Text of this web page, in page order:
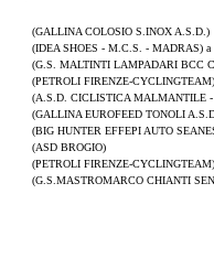
(GALLINA COLOSIO S.INOX A.S.D.)
(IDEA SHOES - M.C.S. - MADRAS) a
(G.S. MALTINTI LAMPADARI BCC
(PETROLI FIRENZE-CYCLINGTEAM)
(A.S.D. CICLISTICA MALMANTILE
(GALLINA EUROFEED TONOLI
(BIG HUNTER EFFEPI AUTO
(ASD BROGIO)
(PETROLI FIRENZE-CYCLINGTEAM)
(G.S.MASTROMARCO CHIANTI